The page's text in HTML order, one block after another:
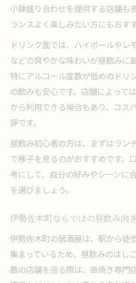
小鉢盛り合わせを提供する店舗も
ランスよく楽しみたい方にもおす
ドリンク面では、ハイボールやレ
などの爽やかな味わいが昼飲みに
特にアルコール度数が低めのドリ
の飲みも安心です。店舗によって
から利用できる場合もあり、コス
評です。
昼飲み初心者の方は、まずはラン
で様子を見るのがおすすめです。
考にして、自分の好みやシーンに
を選びましょう。
伊勢佐木町ならではの昼飲み向
伊勢佐木町の居酒屋は、駅から徒
集まっているため、昼飲みのはし
数の店舗を巡る際は、串焼き専門